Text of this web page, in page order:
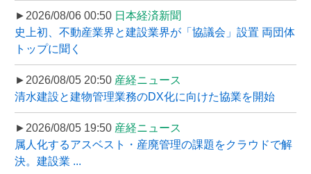
►2026/08/06 00:50 日本経済新聞
史上初、不動産業界と建設業界が「協議会」設置 両団体
トップに聞く
►2026/08/05 20:50 産経ニュース
清水建設と建物管理業務のDX化に向けた協業を開始
►2026/08/05 19:50 産経ニュース
属人化するアスベスト・産廃管理の課題をクラウドで解
決。建設業 ...